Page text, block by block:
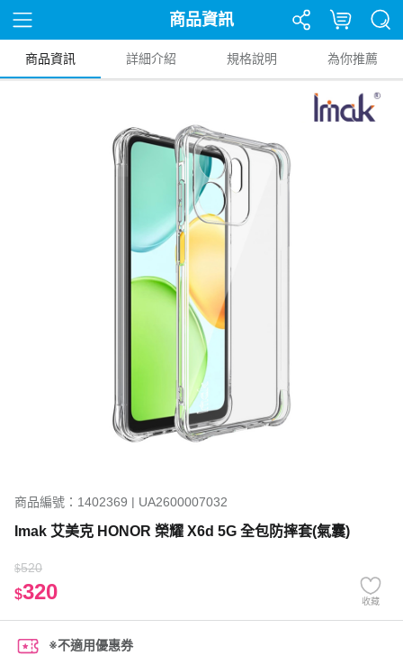
商品資訊
商品資訊 詳細介紹 規格說明 為你推薦
商品編號：1402369 | UA2600007032
Imak 艾美克 HONOR 榮耀 X6d 5G 全包防摔套(氣囊)
$520
$320 收藏
※不適用優惠券